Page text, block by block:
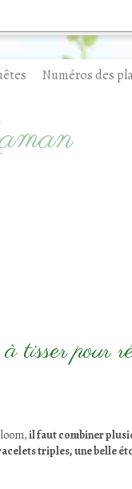
Numéros des
tisser pour
il faut combiner
triples, une belle